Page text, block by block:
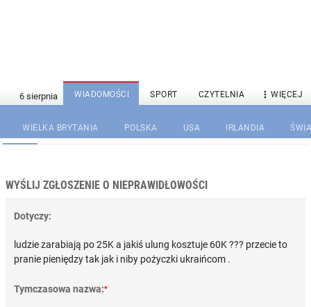
WIADOMOŚCI SPORT CZYTELNIA  WIĘCEJ
WIELKA BRYTANIA POLSKA USA IRLANDIA
WYŚLIJ ZGŁOSZENIE O NIEPRAWIDŁOWOŚCI
Dotyczy:
ludzie zarabiają po 25K a jakiś ulung kosztuje 60K ??? przecie to
pranie pieniędzy tak jak i niby pożyczki ukraińcom .
Tymczasowa nazwa:*